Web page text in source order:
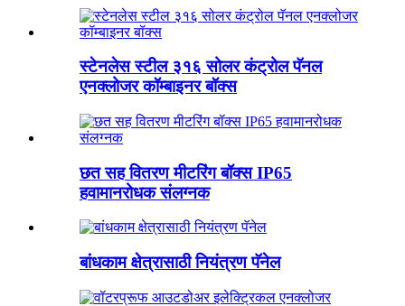
स्टेनलेस स्टील ३१६ सोलर कंट्रोल पॅनल
एनक्लोजर कॉम्बाइनर बॉक्स
छत सह वितरण मीटरिंग बॉक्स IP65
हवामानरोधक संलग्नक
बांधकाम क्षेत्रासाठी नियंत्रण पॅनेल